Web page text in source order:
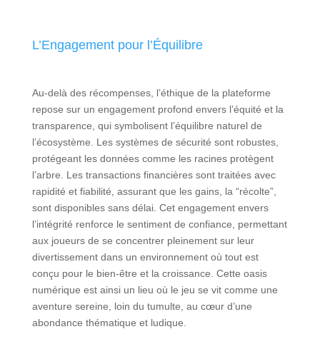
L’Engagement pour l’Équilibre
Au-delà des récompenses, l’éthique de la plateforme
repose sur un engagement profond envers l’équité et la
transparence, qui symbolisent l’équilibre naturel de
l’écosystème. Les systèmes de sécurité sont robustes,
protégeant les données comme les racines protègent
l’arbre. Les transactions financières sont traitées avec
rapidité et fiabilité, assurant que les gains, la “récolte”,
sont disponibles sans délai. Cet engagement envers
l’intégrité renforce le sentiment de confiance, permettant
aux joueurs de se concentrer pleinement sur leur
divertissement dans un environnement où tout est
conçu pour le bien-être et la croissance. Cette oasis
numérique est ainsi un lieu où le jeu se vit comme une
aventure sereine, loin du tumulte, au cœur d’une
abondance thématique et ludique.